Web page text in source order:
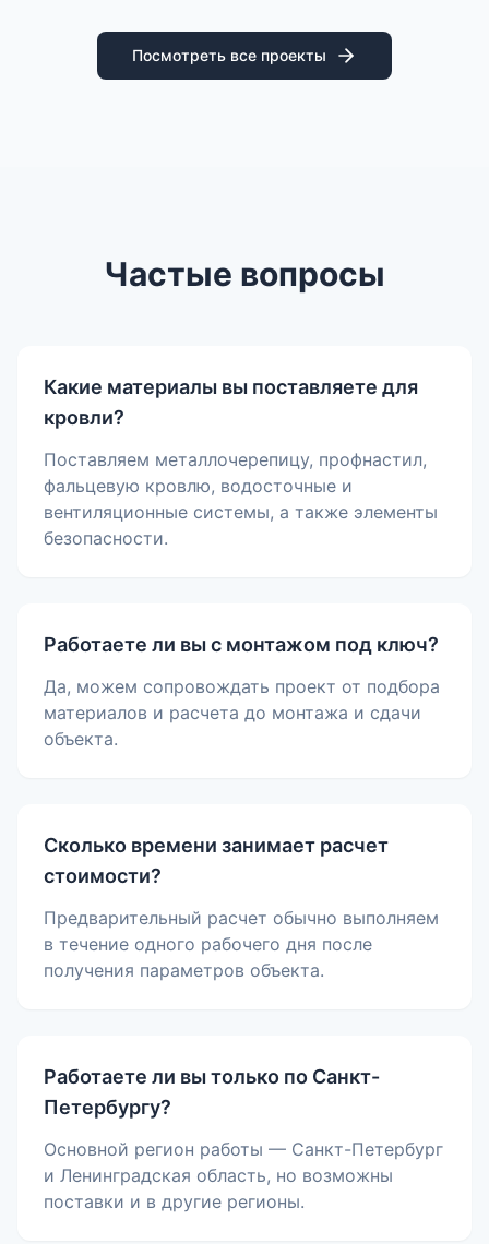
Посмотреть все проекты
Частые вопросы
Какие материалы вы поставляете для
кровли?
Поставляем металлочерепицу, профнастил,
фальцевую кровлю, водосточные и
вентиляционные системы, а также элементы
безопасности.
Работаете ли вы с монтажом под ключ?
Да, можем сопровождать проект от подбора
материалов и расчета до монтажа и сдачи
объекта.
Сколько времени занимает расчет
стоимости?
Предварительный расчет обычно выполняем
в течение одного рабочего дня после
получения параметров объекта.
Работаете ли вы только по Санкт-
Петербургу?
Основной регион работы — Санкт-Петербург
и Ленинградская область, но возможны
поставки и в другие регионы.